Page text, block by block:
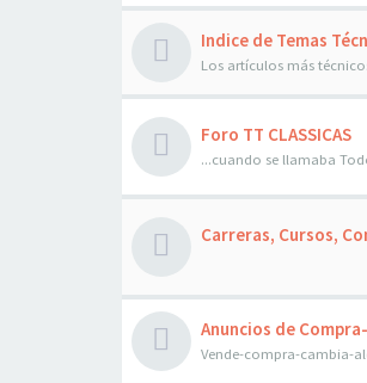
Indice de Temas
Los artículos más
Foro TT CLASSICAS
...cuando se llamaba
Carreras, Cursos,
Anuncios de
Vende-compra-cambia-